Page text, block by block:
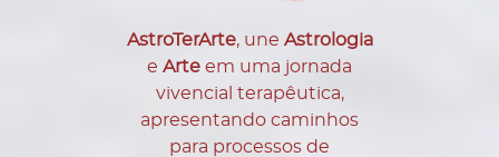
AstroTerArte, une Astrologia
e Arte em uma jornada
vivencial terapêutica,
apresentando caminhos
para processos de